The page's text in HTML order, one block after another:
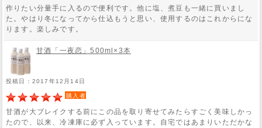
作りたい分量手に入るので便利です。他に塩、煮豆も一緒に買いまし
た。やはり冬になってから仕込もうと思い、使用するのはこれからにな
ります。楽しみです。
甘酒「一夜恋」500ml×3本
投稿日：2017年12月14日
購入者
甘酒が大ブレイクする前にこの品を取り寄せてみたらすごく美味しかっ
たので、以来、冷凍庫に必ず入っています。自宅ではあまりいただかな